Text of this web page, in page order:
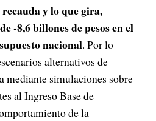
y lo que gira,
-8,6 billones de pesos en el
nacional. Por lo
alternativos de
mediante simulaciones sobre
al Ingreso Base de
de la